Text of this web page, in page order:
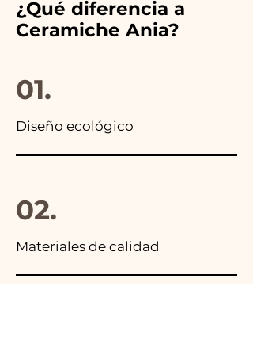
anuncios de nuestros artículos
encontrarás la foto del
¿Qué diferencia a
Ceramiche Ania?
01.
Diseño ecológico
02.
Materiales de calidad